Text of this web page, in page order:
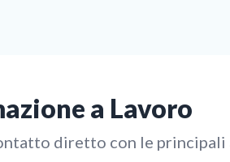
a Lavoro
diretto con le